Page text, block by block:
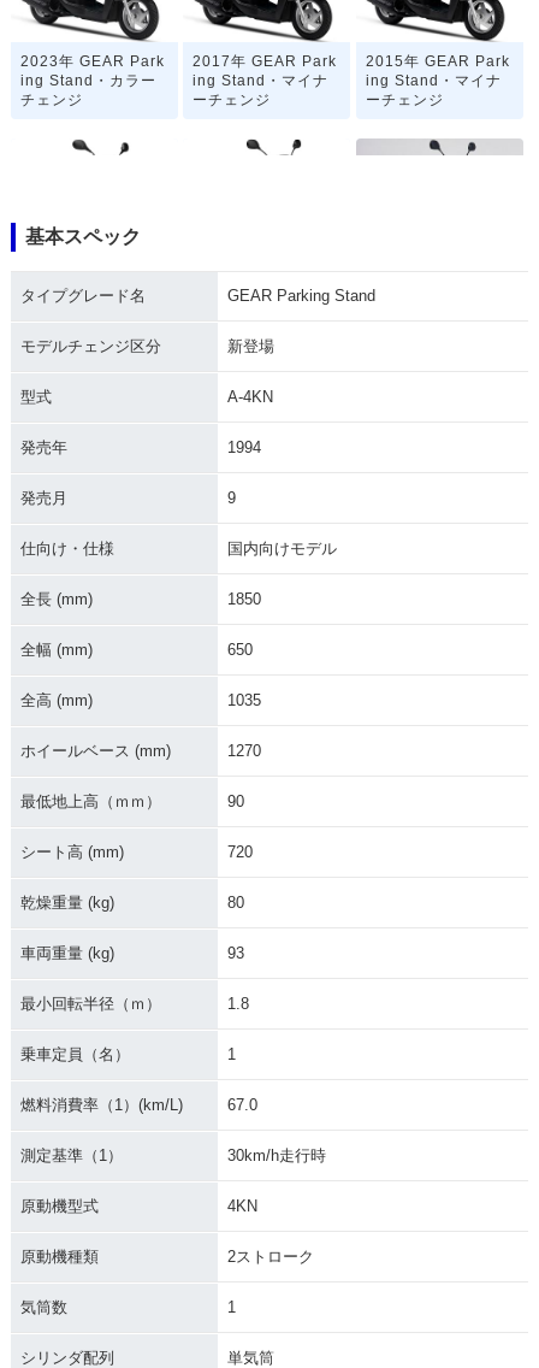
2023年 GEAR Park
ing Stand・カラー
チェンジ
2017年 GEAR Park
ing Stand・マイナ
ーチェンジ
2015年 GEAR Park
ing Stand・マイナ
ーチェンジ
ing Stand・フルモ
ing Stand・マイナ
ing Stand・マイナ
1996年 GEAR Park
ーチェンジ
1994年 GEAR Park
クス・追加
基本スペック
タイプグレード名 GEAR Parking Stand
モデルチェンジ区分 新登場
型式 A-4KN
発売年 1994
発売月 9
仕向け・仕様 国内向けモデル
全長 (mm) 1850
全幅 (mm) 650
全高 (mm) 1035
ホイールベース (mm) 1270
最低地上高（ｍｍ） 90
シート高 (mm) 720
乾燥重量 (kg) 80
車両重量 (kg) 93
最小回転半径（ｍ） 1.8
乗車定員（名） 1
燃料消費率（1）(km/L) 67.0
測定基準（1） 30km/h走行時
原動機型式 4KN
原動機種類 2ストローク
気筒数 1
シリンダ配列 単気筒